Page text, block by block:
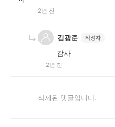
2년 전
김광준 작성자
감사
2년 전
삭제된 댓글입니다.